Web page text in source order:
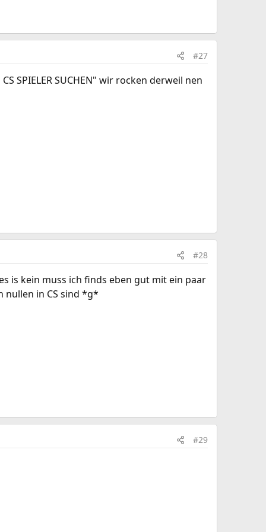
#27
SPIELER SUCHEN" wir rocken derweil nen
#28
is kein muss ich finds eben gut mit ein paar
nullen in CS sind *g*
#29